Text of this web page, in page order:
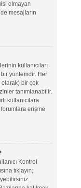
olmayan
mesajların
kullanıcıları
yöntemdir. Her
olarak) bir çok
tanımlanabilir.
kullanıcılara
erişme
Kontrol
tıklayın;